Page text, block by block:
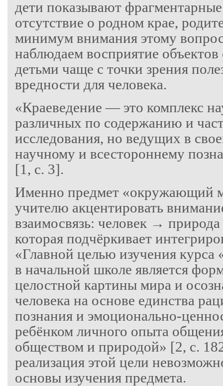
дети показывают
отсутствие о родном крае,
минимум внимания этому
наблюдаем восприятие
детьми чаще с точки зрения
вредности для человека.
«Краеведение — это комплекс
различных по содержанию и
исследования, но ведущих в
научному и всестороннему
[1, с. 3].
Именно предмет «окружающий
учителю акцентировать
взаимосвязь: человек →
которая подчёркивает
«Главной целью изучения
в начальной школе является
целостной картины мира и
человека на основе единства
познания и эмоционально-
ребёнком личного опыта
обществом и природой» [2, с.
реализация этой цели
основы изучения предмета.